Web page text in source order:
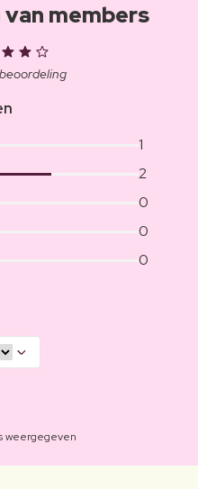
members
1
2
0
0
0
weergegeven